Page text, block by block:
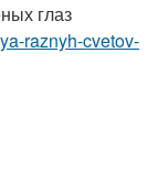
глаз
raznyh-cvetov-